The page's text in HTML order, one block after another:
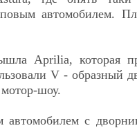
автомобилем.
Аprilia, которая
V - образный
шоу.
с